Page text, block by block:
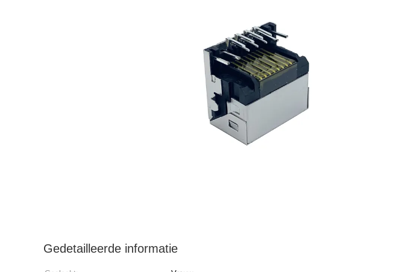
Gedetailleerde informatie